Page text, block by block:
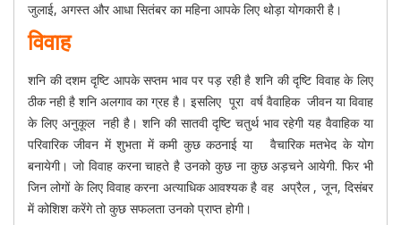
जुलाई, अगस्त और आधा सितंबर का महिना आपके लिए थोड़ा योगकारी है।
विवाह
शनि की दशम दृष्टि आपके सप्तम भाव पर पड़ रही है शनि की दृष्टि विवाह के लिए
ठीक नही है शनि अलगाव का ग्रह है। इसलिए पूरा वर्ष वैवाहिक जीवन या विवाह
के लिए अनुकूल नही है। शनि की सातवी दृष्टि चतुर्थ भाव रहेगी यह वैवाहिक या
परिवारिक जीवन में शुभता में कमी कुछ कठनाई या वैचारिक मतभेद के योग
बनायेगी। जो विवाह करना चाहते है उनको कुछ ना कुछ अड़चने आयेगी. फिर भी
जिन लोगों के लिए विवाह करना अत्याधिक आवश्यक है वह अप्रैल , जून, दिसंबर
में कोशिश करेंगे तो कुछ सफलता उनको प्राप्त होगी।